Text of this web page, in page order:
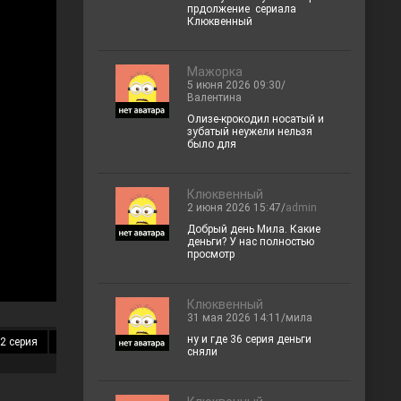
серия 14 серия 15 серия 16 серия
прдолжение сериала
Клюквенный
Мажорка
5 июня 2026 09:30/
Валентина
Олизе-крокодил носатый и
зубатый неужели нельзя
было для
Клюквенный
2 июня 2026 15:47/admin
Добрый день Мила. Какие
деньги? У нас полностью
просмотр
Клюквенный
31 мая 2026 14:11/мила
ну и где 36 серия деньги
сняли